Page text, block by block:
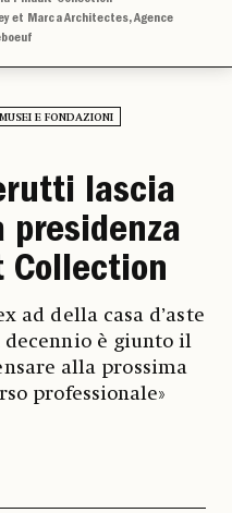
et Marca Architectes, Agence
MUSEI E FONDAZIONI
lascia
presidenza
Collection
ad della casa d’aste
decennio è giunto il
alla prossima
professionale»